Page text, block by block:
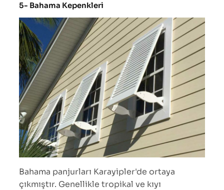
5- Bahama Kepenkleri
Bahama panjurları Karayipler'de ortaya
çıkmıştır. Genellikle tropikal ve kıyı